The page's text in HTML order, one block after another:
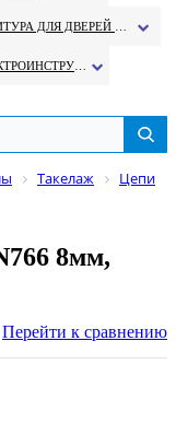
Такелаж
Цепи
8мм,
Перейти к сравнению